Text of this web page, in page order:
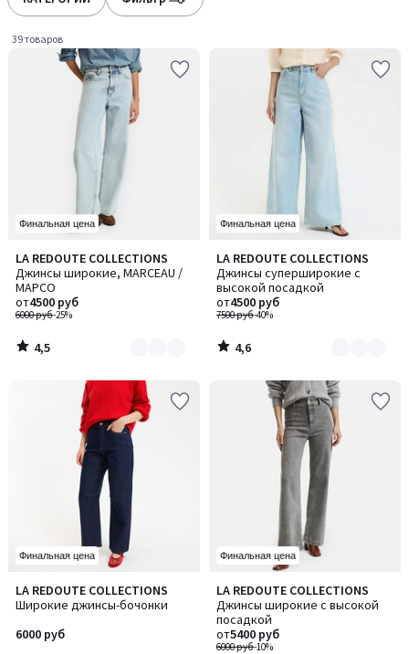
39 товаров
Финальная цена
LA REDOUTE COLLECTIONS
Джинсы широкие, MARCEAU /
МАРСО
6000 руб-25%
от4500 руб
4,5
/ 5
Количество
цветов:
6
4,5
/
Финальная цена
LA REDOUTE COLLECTIONS
Джинсы суперширокие с
высокой посадкой
7500 руб-40%
от4500 руб
4,6
/ 5
Количество
цветов:
4
4,6
/
Финальная цена
LA REDOUTE COLLECTIONS
Широкие джинсы-бочонки
6000 руб
4,8
/ 5
Количество
цветов:
4
Финальная цена
LA REDOUTE COLLECTIONS
Джинсы широкие с высокой
посадкой
6000 руб-10%
от5400 руб
4,2
/ 5
Количество
цветов:
2